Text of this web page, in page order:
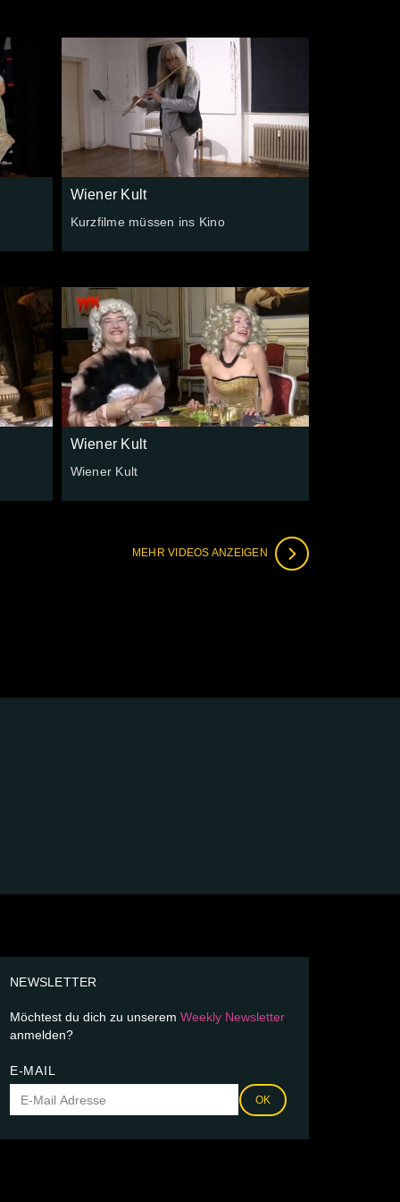
Wiener Kult
Kurzfilme müssen ins Kino
Wiener Kult
Wiener Kult
MEHR VIDEOS ANZEIGEN
NEWSLETTER
Möchtest du dich zu unserem Weekly Newsletter
anmelden?
E-MAIL
OK